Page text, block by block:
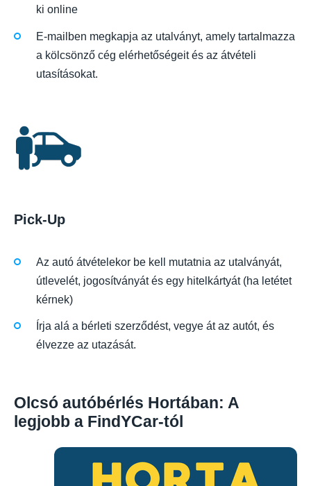
ki online
E-mailben megkapja az utalványt, amely tartalmazza
a kölcsönző cég elérhetőségeit és az átvételi
utasításokat.
Pick-Up
Az autó átvételekor be kell mutatnia az utalványát,
útlevelét, jogosítványát és egy hitelkártyát (ha letétet
kérnek)
Írja alá a bérleti szerződést, vegye át az autót, és
élvezze az utazását.
Olcsó autóbérlés Hortában: A
legjobb a FindYCar-tól